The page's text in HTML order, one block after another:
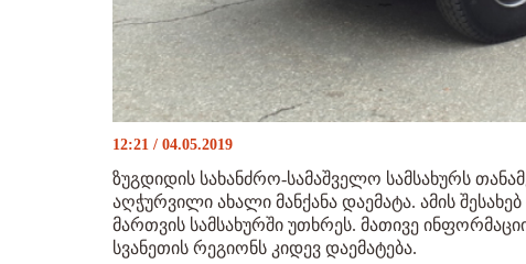
12:21 / 04.05.2019
ზუგდიდის სახანძრო-სამაშველო სამსახურს
აღჭურვილი ახალი მანქანა დაემატა. ამის
მართვის სამსახურში უთხრეს. მათივე
სვანეთის რეგიონს კიდევ დაემატება.